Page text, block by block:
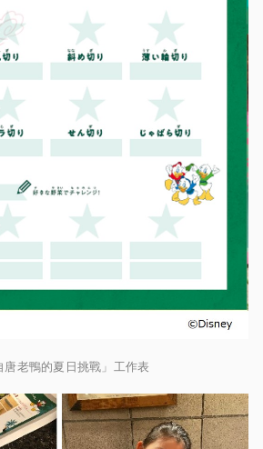
唐老鴨的夏日挑戰」工作表